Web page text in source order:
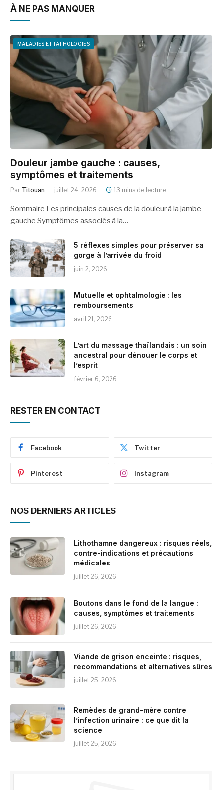
À NE PAS MANQUER
MALADIES ET PATHOLOGIES
Douleur jambe gauche : causes,
symptômes et traitements
Par Titouan juillet 24, 2026 13 mins de lecture
Sommaire Les principales causes de la douleur à la jambe
gauche Symptômes associés à la…
5 réflexes simples pour préserver sa
gorge à l’arrivée du froid
juin 2, 2026
Mutuelle et ophtalmologie : les
remboursements
avril 21, 2026
L’art du massage thaïlandais : un soin
ancestral pour dénouer le corps et
l’esprit
février 6, 2026
RESTER EN CONTACT
Facebook Twitter
Pinterest Instagram
NOS DERNIERS ARTICLES
Lithothamne dangereux : risques réels,
contre-indications et précautions
médicales
juillet 26, 2026
Boutons dans le fond de la langue :
causes, symptômes et traitements
juillet 26, 2026
Viande de grison enceinte : risques,
recommandations et alternatives sûres
juillet 25, 2026
Remèdes de grand-mère contre
l’infection urinaire : ce que dit la
science
juillet 25, 2026